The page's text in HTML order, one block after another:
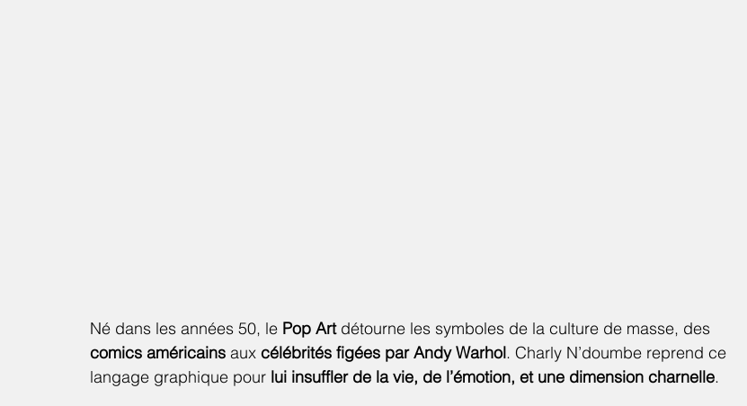
Né dans les années 50, le Pop Art détourne les symboles de la culture de masse, des
comics américains aux célébrités figées par Andy Warhol. Charly N’doumbe reprend ce
langage graphique pour lui insuffler de la vie, de l’émotion, et une dimension charnelle.